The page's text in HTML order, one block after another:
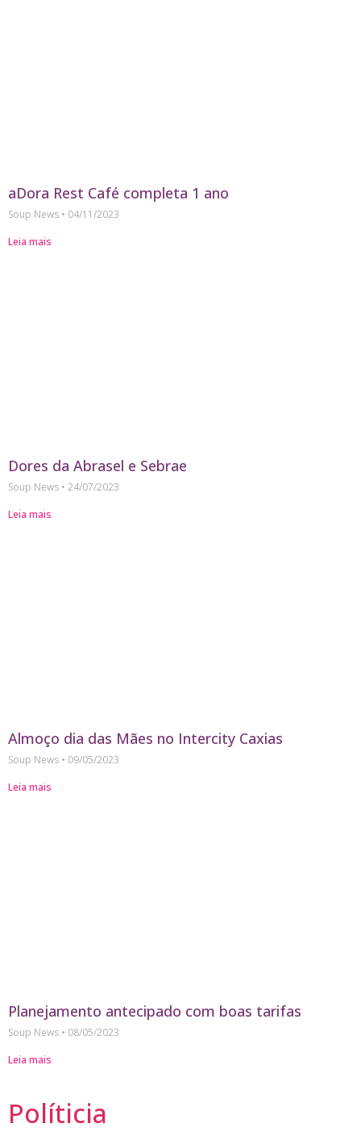
aDora Rest Café completa 1 ano
Soup News
04/11/2023
Leia mais
Dores da Abrasel e Sebrae
Soup News
24/07/2023
Leia mais
Almoço dia das Mães no Intercity Caxias
Soup News
09/05/2023
Leia mais
Planejamento antecipado com boas tarifas
Soup News
08/05/2023
Leia mais
Políticia